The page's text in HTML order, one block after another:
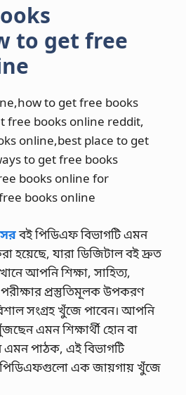
to get free
to get free books
free books online reddit,
online,best place to get
to get free books
books online for
books online
বই পিডিএফ বিভাগটি এমন
হয়েছে, যারা ডিজিটাল বই দ্রুত
আপনি শিক্ষা, সাহিত্য,
প্রস্তুতিমূলক উপকরণ
সংগ্রহ খুঁজে পাবেন। আপনি
এমন শিক্ষার্থী হোন বা
পাঠক, এই বিভাগটি
এক জায়গায় খুঁজে